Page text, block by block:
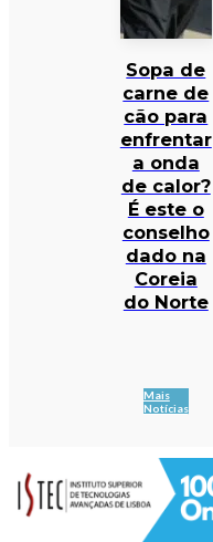
Sopa de
carne de
cão para
enfrentar
a onda
de calor?
É este o
conselho
dado na
Coreia
do Norte
Mais
Notícias